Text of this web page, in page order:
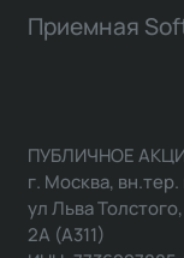
Приемная
ПУБЛИЧНОЕ
г. Москва,
ул Льва
2А (А311)